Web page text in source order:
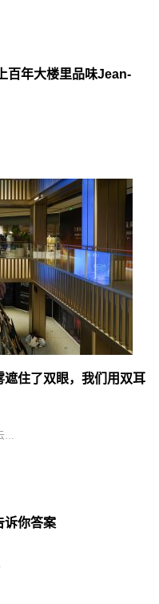
百年大楼里品味Jean-
遮住了双眼，我们用双耳
…
诉你答案